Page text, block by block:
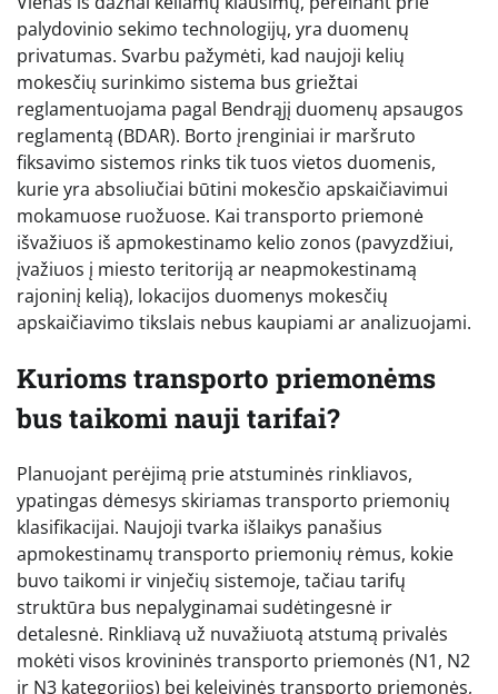
palydovinio sekimo technologijų, yra duomenų
privatumas. Svarbu pažymėti, kad naujoji kelių
mokesčių surinkimo sistema bus griežtai
reglamentuojama pagal Bendrąjį duomenų apsaugos
reglamentą (BDAR). Borto įrenginiai ir maršruto
fiksavimo sistemos rinks tik tuos vietos duomenis,
kurie yra absoliučiai būtini mokesčio apskaičiavimui
mokamuose ruožuose. Kai transporto priemonė
išvažiuos iš apmokestinamo kelio zonos (pavyzdžiui,
įvažiuos į miesto teritoriją ar neapmokestinamą
rajoninį kelią), lokacijos duomenys mokesčių
apskaičiavimo tikslais nebus kaupiami ar analizuojami.
Kurioms transporto priemonėms
bus taikomi nauji tarifai?
Planuojant perėjimą prie atstuminės rinkliavos,
ypatingas dėmesys skiriamas transporto priemonių
klasifikacijai. Naujoji tvarka išlaikys panašius
apmokestinamų transporto priemonių rėmus, kokie
buvo taikomi ir vinječių sistemoje, tačiau tarifų
struktūra bus nepalyginamai sudėtingesnė ir
detalesnė. Rinkliavą už nuvažiuotą atstumą privalės
mokėti visos krovininės transporto priemonės (N1, N2
ir N3 kategorijos) bei keleivinės transporto priemonės,